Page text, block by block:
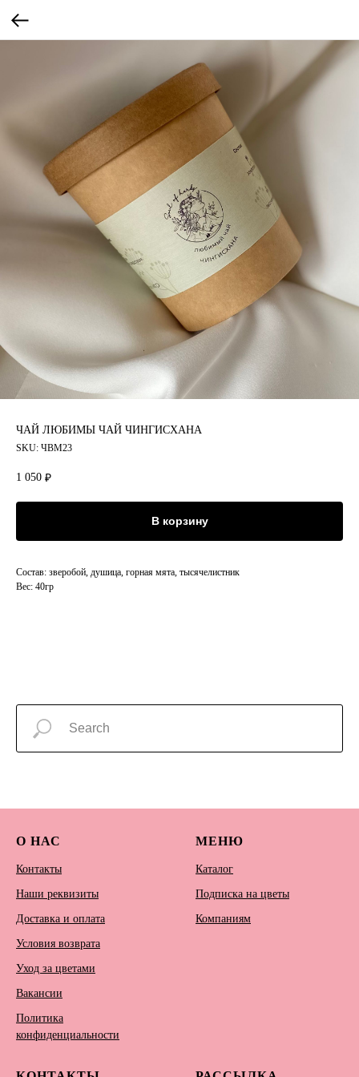
ЧАЙ ЛЮБИМЫ ЧАЙ ЧИНГИСХАНА
SKU: ЧВМ23
1 050 ₽
В корзину
Состав: зверобой, душица, горная мята, тысячелистник
Вес: 40гр
О НАС
Контакты
Наши реквизиты
Доставка и оплата
Условия возврата
Уход за цветами
Вакансии
Политика
конфиденциальности
МЕНЮ
Каталог
Подписка на цветы
Компаниям